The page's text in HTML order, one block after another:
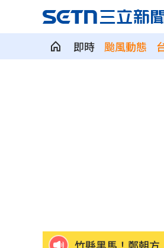
即時 颱風動態
竹縣黑馬！鄭朝